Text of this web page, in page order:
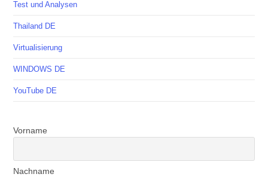
Test und Analysen
Thailand DE
Virtualisierung
WINDOWS DE
YouTube DE
Vorname
Nachname